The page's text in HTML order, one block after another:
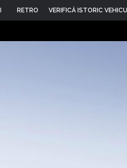
RETRO VERIFICĂ ISTORIC